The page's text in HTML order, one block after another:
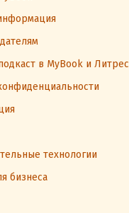
в MyBook и Литрес
технологии
бизнеса